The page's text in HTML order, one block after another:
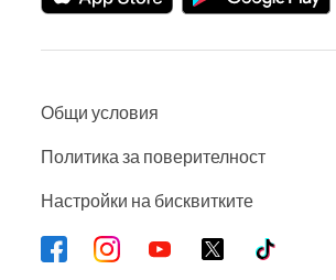
Общи условия
Политика за поверителност
Настройки на бисквитките